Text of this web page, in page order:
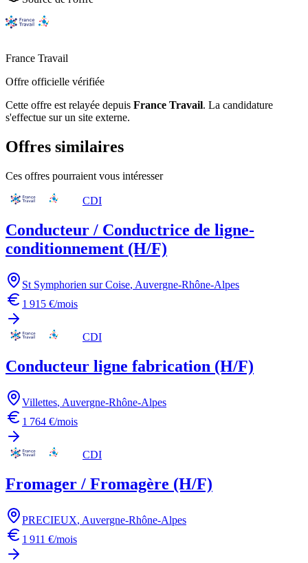
France Travail
Offre officielle vérifiée
Cette offre est relayée depuis France Travail. La candidature
s'effectue sur un site externe.
Offres similaires
Ces offres pourraient vous intéresser
CDI
Conducteur / Conductrice de ligne-
conditionnement (H/F)
St Symphorien sur Coise, Auvergne-Rhône-Alpes
1 915 €/mois
CDI
Conducteur ligne fabrication (H/F)
Villettes, Auvergne-Rhône-Alpes
1 764 €/mois
CDI
Fromager / Fromagère (H/F)
PRECIEUX, Auvergne-Rhône-Alpes
1 911 €/mois